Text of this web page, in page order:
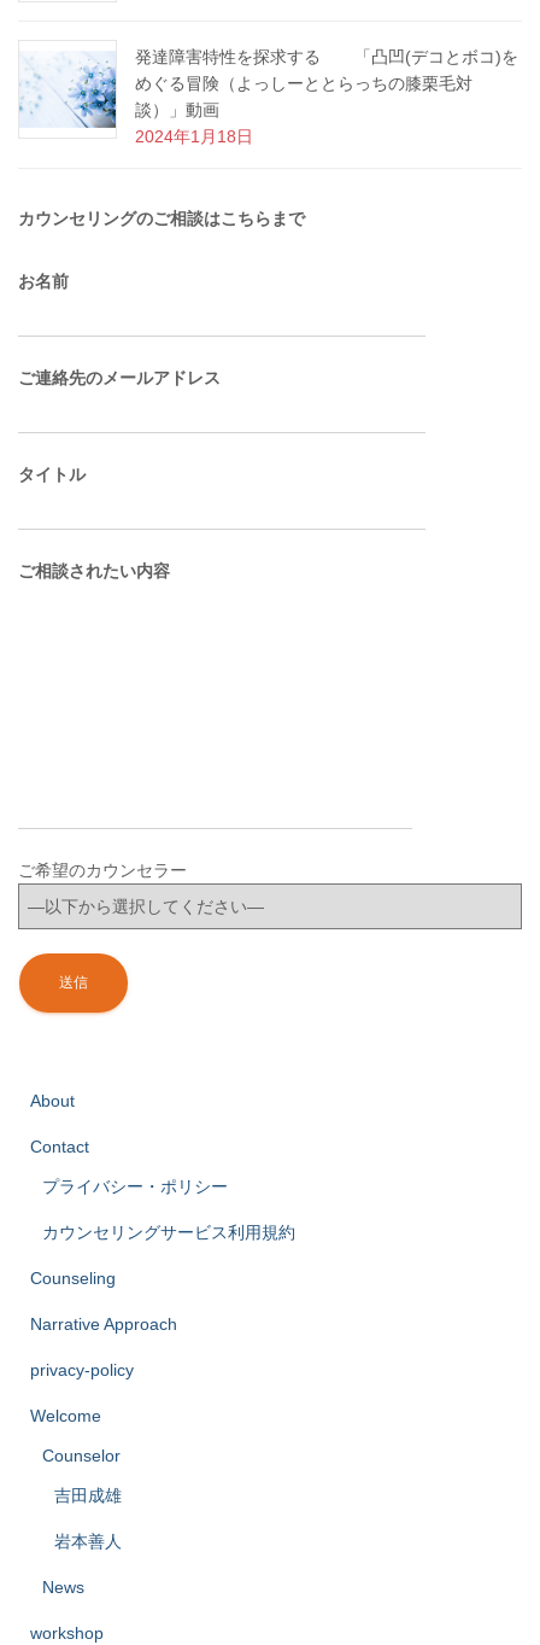
発達障害特性を探求する 「凸凹(デコとボコ)を
めぐる冒険（よっしーととらっちの膝栗毛対
談）」動画
2024年1月18日
カウンセリングのご相談はこちらまで
お名前
ご連絡先のメールアドレス
タイトル
ご相談されたい内容
ご希望のカウンセラー
About
Contact
プライバシー・ポリシー
カウンセリングサービス利用規約
Counseling
Narrative Approach
privacy-policy
Welcome
Counselor
吉田成雄
岩本善人
News
workshop